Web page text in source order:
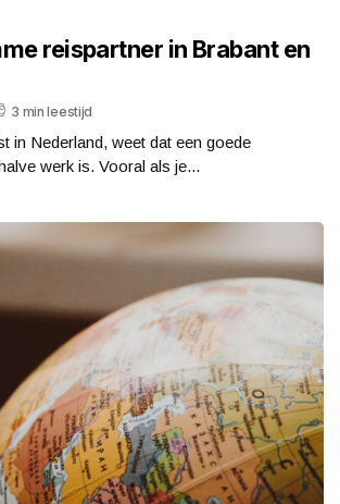
reispartner in Brabant en
3 min leestijd
in Nederland, weet dat een goede
werk is. Vooral als je...